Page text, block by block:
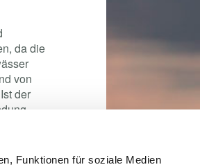
Funktionen für soziale Medien
da die
von
der